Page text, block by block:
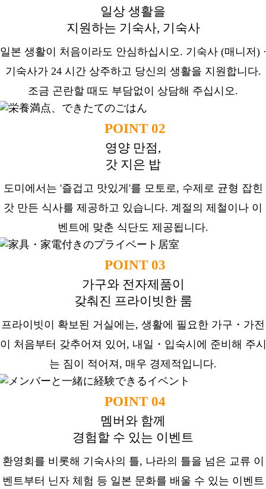
일상 생활을
지원하는 기숙사, 기숙사
일본 생활이 처음이라도 안심하십시오. 기숙사 (매니저) ·
기숙사가 24 시간 상주하고 당신의 생활을 지원합니다.
조금 곤란할 때도 부담없이 상담해 주십시오.
POINT 02
영양 만점,
갓 지은 밥
도미에서는 '즐겁고 맛있게'를 모토로, 수제로 균형 잡힌
갓 만든 식사를 제공하고 있습니다. 계절의 제철이나 이
벤트에 맞춘 식단도 제공됩니다.
POINT 03
가구와 전자제품이
갖춰진 프라이빗한 룸
프라이빗이 확보된 거실에는, 생활에 필요한 가구・가전
이 처음부터 갖추어져 있어, 내일・입숙시에 준비해 주시
는 짐이 적어져, 매우 경제적입니다.
POINT 04
멤버와 함께
경험할 수 있는 이벤트
환영회를 비롯해 기숙사의 틀, 나라의 틀을 넘은 교류 이
벤트부터 닌자 체험 등 일본 문화를 배울 수 있는 이벤트